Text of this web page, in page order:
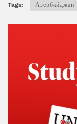
Tags: Азербайджан